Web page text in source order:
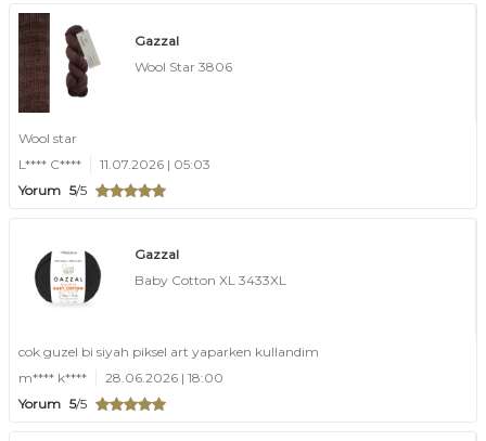
Gazzal
Wool Star 3806
Wool star
L**** C****
11.07.2026 | 05:03
Yorum 5/5
Gazzal
Baby Cotton XL 3433XL
cok guzel bi siyah piksel art yaparken kullandim
m**** k****
28.06.2026 | 18:00
Yorum 5/5